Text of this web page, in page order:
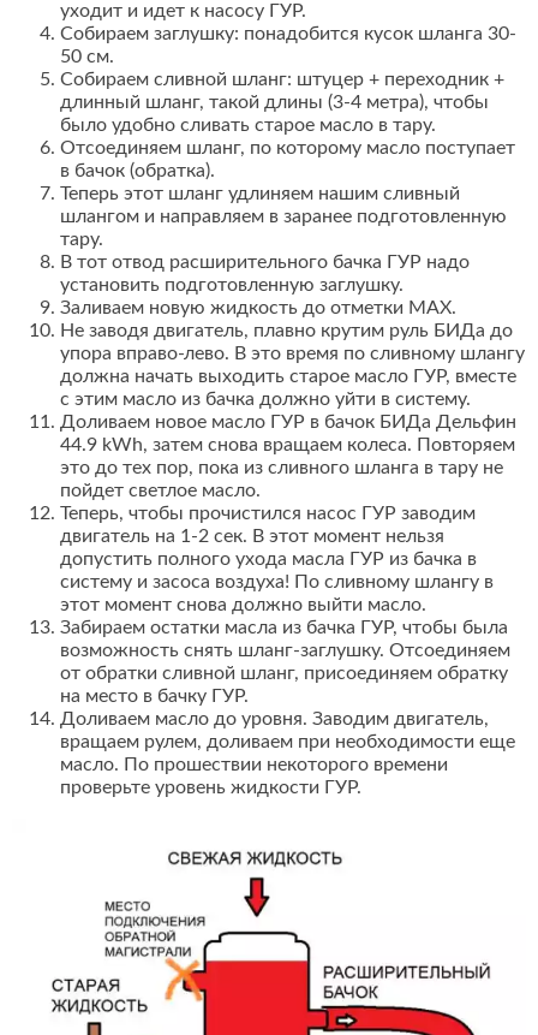
уходит и идет к насосу ГУР.
Собираем заглушку: понадобится кусок шланга 30-
50 см.
Собираем сливной шланг: штуцер + переходник +
длинный шланг, такой длины (3-4 метра), чтобы
было удобно сливать старое масло в тару.
Отсоединяем шланг, по которому масло поступает
в бачок (обратка).
Теперь этот шланг удлиняем нашим сливный
шлангом и направляем в заранее подготовленную
тару.
В тот отвод расширительного бачка ГУР надо
установить подготовленную заглушку.
Заливаем новую жидкость до отметки MAX.
Не заводя двигатель, плавно крутим руль БИДа до
упора вправо-лево. В это время по сливному шлангу
должна начать выходить старое масло ГУР, вместе
с этим масло из бачка должно уйти в систему.
Доливаем новое масло ГУР в бачок БИДа Дельфин
44.9 kWh, затем снова вращаем колеса. Повторяем
это до тех пор, пока из сливного шланга в тару не
пойдет светлое масло.
Теперь, чтобы прочистился насос ГУР заводим
двигатель на 1-2 сек. В этот момент нельзя
допустить полного ухода масла ГУР из бачка в
систему и засоса воздуха! По сливному шлангу в
этот момент снова должно выйти масло.
Забираем остатки масла из бачка ГУР, чтобы была
возможность снять шланг-заглушку. Отсоединяем
от обратки сливной шланг, присоединяем обратку
на место в бачку ГУР.
Доливаем масло до уровня. Заводим двигатель,
вращаем рулем, доливаем при необходимости еще
масло. По прошествии некоторого времени
проверьте уровень жидкости ГУР.